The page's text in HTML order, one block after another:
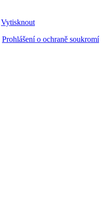
Vytisknout
Prohlášení o ochraně soukromí